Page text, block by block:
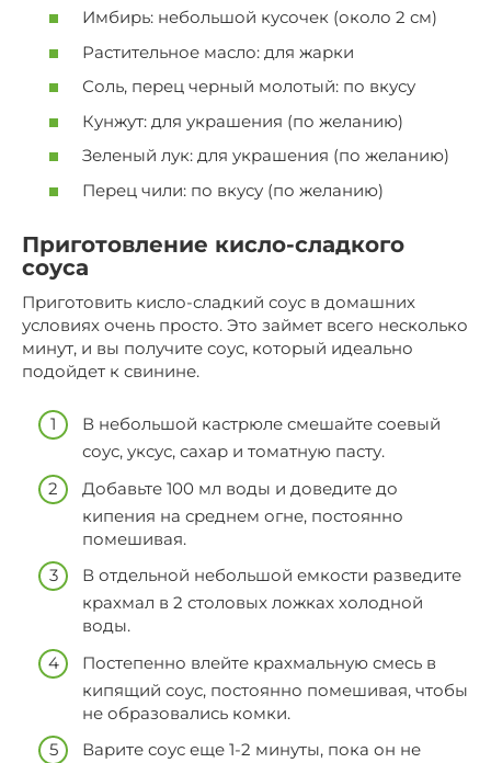
Имбирь: небольшой кусочек (около 2 см)
Растительное масло: для жарки
Соль, перец черный молотый: по вкусу
Кунжут: для украшения (по желанию)
Зеленый лук: для украшения (по желанию)
Перец чили: по вкусу (по желанию)
Приготовление кисло-сладкого
соуса
Приготовить кисло-сладкий соус в домашних
условиях очень просто. Это займет всего несколько
минут, и вы получите соус, который идеально
подойдет к свинине.
В небольшой кастрюле смешайте соевый
соус, уксус, сахар и томатную пасту.
Добавьте 100 мл воды и доведите до
кипения на среднем огне, постоянно
помешивая.
В отдельной небольшой емкости разведите
крахмал в 2 столовых ложках холодной
воды.
Постепенно влейте крахмальную смесь в
кипящий соус, постоянно помешивая, чтобы
не образовались комки.
Варите соус еще 1-2 минуты, пока он не